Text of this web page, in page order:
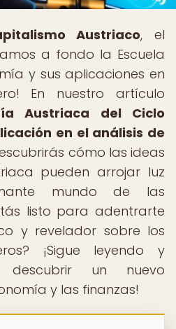
Austriaco, el
a fondo la Escuela
y sus aplicaciones en
En nuestro artículo
Austriaca del Ciclo
en el análisis de
cómo las ideas
pueden arrojar luz
mundo de las
listo para adentrarte
y revelador sobre los
¡Sigue leyendo y
un nuevo
y las finanzas!